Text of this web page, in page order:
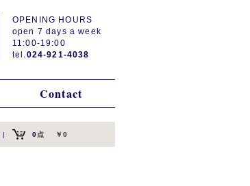
OPENING HOURS
open 7 days a week
11:00-19:00
tel. 024-921-4038
Contact
| 0点 ￥0